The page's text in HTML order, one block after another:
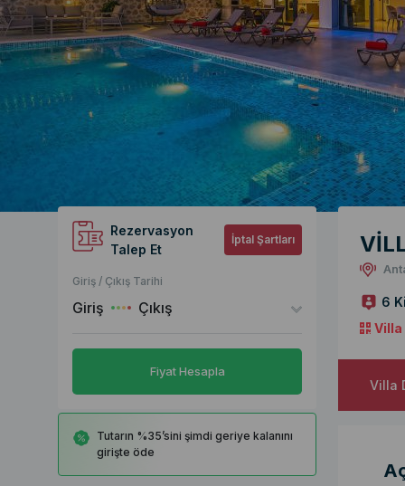
Rezervasyon
Talep Et
İptal Şartları
Giriş / Çıkış Tarihi
Giriş Çıkış
Fiyat Hesapla
Tutarın %35’sini şimdi geriye kalanını
girişte öde
6
Villa
Villa